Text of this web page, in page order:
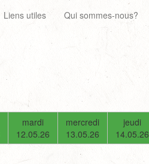
Liens utiles Qui sommes-nous?
mardi
12.05.26
mercredi
13.05.26
jeudi
14.05.26